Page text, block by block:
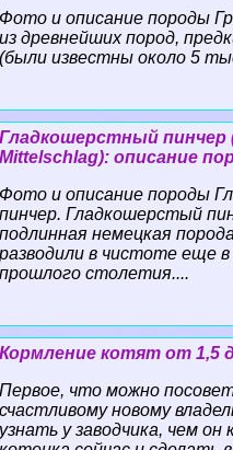
Фото и описание породы
из древнейших пород,
(были известны около 5
Гладкошерстный пинчер
Mittelschlag): описание
Фото и описание породы
пинчер. Гладкошерстый
подлинная немецкая
разводили в чистоте еще в
прошлого столетия....
Кормление котят от 1,5
Первое, что можно
счастливому новому
узнать у заводчика, чем он